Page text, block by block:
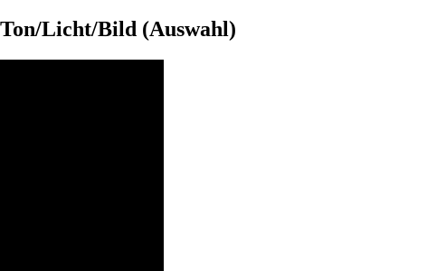
Licht/Bild (Auswahl)